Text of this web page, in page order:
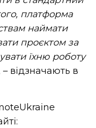
, платформа
наймати
проєктом за
їхню роботу
– відзначають в